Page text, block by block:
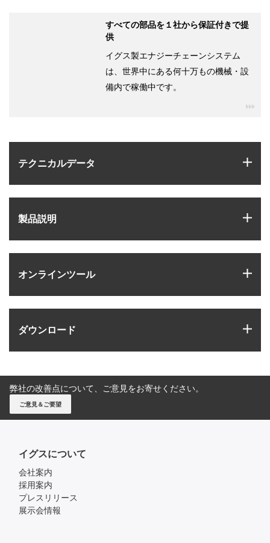
テクニカルデータ
製品説明
オンラインツール
ダウンロード
すべての部品を１社から保証付きで提
供
イグス製エナジーチェーンシステム
は、世界中にある何十万もの機械・設
備内で稼働中です。
弊社の改善点について、ご意見をお寄せください。
ご意見＆ご要望
イグスについて
会社案内
採用案内
プレスリリース
展示会情報